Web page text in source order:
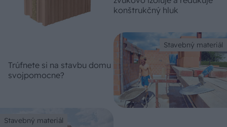
konštrukčný hluk
Stavebný materiál
Trúfnete si na stavbu domu
svojpomocne?
Stavebný materiál